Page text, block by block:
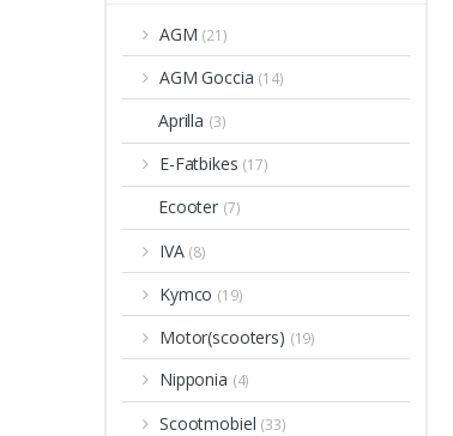
AGM (21)
AGM Goccia (14)
Aprilla (3)
E-Fatbikes (17)
Ecooter (7)
IVA (8)
Kymco (19)
Motor(scooters) (19)
Nipponia (4)
Scootmobiel (33)